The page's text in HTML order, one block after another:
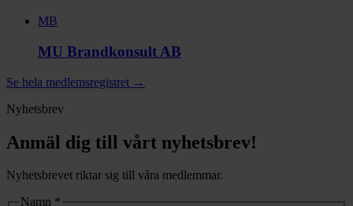
MB
MU Brandkonsult AB
Se hela medlemsregistret →
Nyhetsbrev
Anmäl dig till vårt nyhetsbrev!
Nyhetsbrevet riktar sig till våra medlemmar.
Namn *